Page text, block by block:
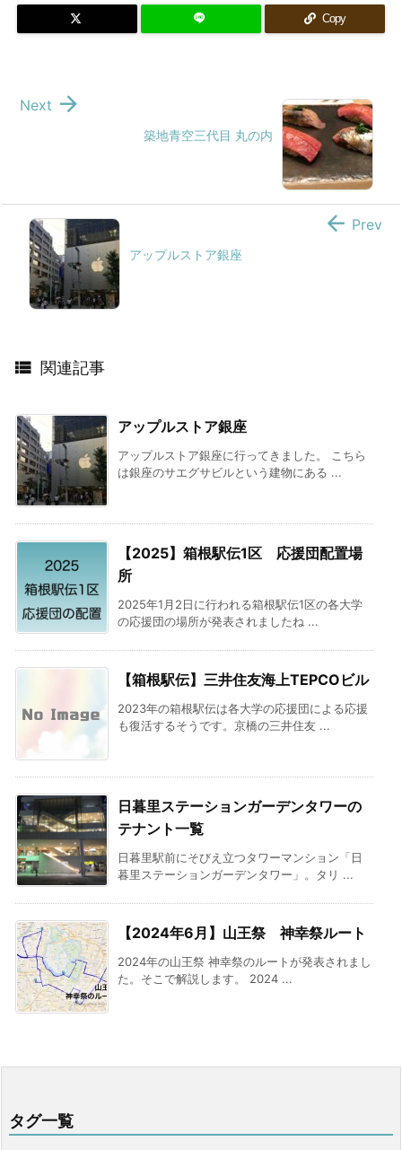
Copy
築地青空三代目 丸の内

Next
アップルストア銀座
 Prev
 関連記事
アップルストア銀座
アップルストア銀座に行ってきました。 こちら
は銀座のサエグサビルという建物にある ...
【2025】箱根駅伝1区 応援団配置場
所
2025年1月2日に行われる箱根駅伝1区の各大学
の応援団の場所が発表されましたね ...
【箱根駅伝】三井住友海上TEPCOビル
2023年の箱根駅伝は各大学の応援団による応援
も復活するそうです。京橋の三井住友 ...
日暮里ステーションガーデンタワーの
テナント一覧
日暮里駅前にそびえ立つタワーマンション「日
暮里ステーションガーデンタワー」。タリ ...
【2024年6月】山王祭 神幸祭ルート
2024年の山王祭 神幸祭のルートが発表されまし
た。そこで解説します。 2024 ...
タグ一覧